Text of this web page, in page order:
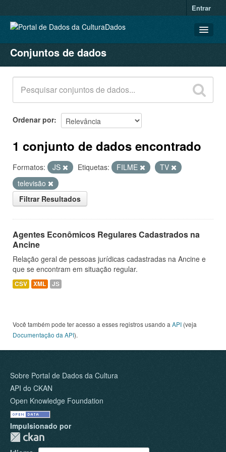
Entrar
CONJUNTOS DE DADOS
ORGANIZAÇÕES
GRUPOS
SOBRE
Conjuntos de dados
Ordenar por
1 conjunto de dados encontrado
Formatos: JS Etiquetas: FILME
TV
televisão
Filtrar Resultados
Agentes Econômicos Regulares Cadastrados na
Ancine
Relação geral de pessoas jurídicas cadastradas na Ancine e
que se encontram em situação regular.
CSV XML JS
Você também pode ter acesso a esses registros usando a API (veja
Documentação da API).
Sobre Portal de Dados da Cultura
API do CKAN
Open Knowledge Foundation
Impulsionado por